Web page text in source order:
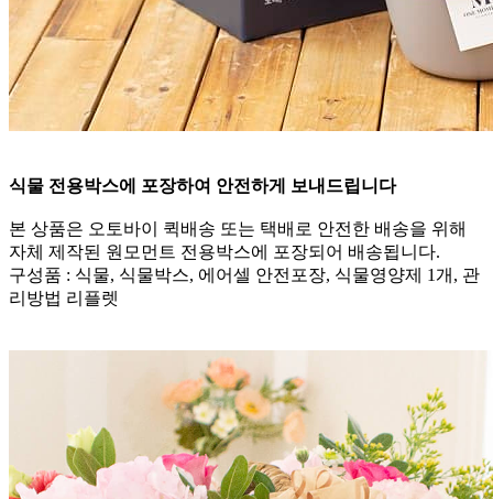
식물 전용박스에 포장하여 안전하게 보내드립니다
본 상품은 오토바이 퀵배송 또는 택배로 안전한 배송을 위해
자체 제작된 원모먼트 전용박스에 포장되어 배송됩니다.
구성품 : 식물, 식물박스, 에어셀 안전포장, 식물영양제 1개, 관
리방법 리플렛